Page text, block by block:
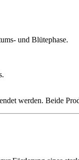
und Blütephase.
werden. Beide